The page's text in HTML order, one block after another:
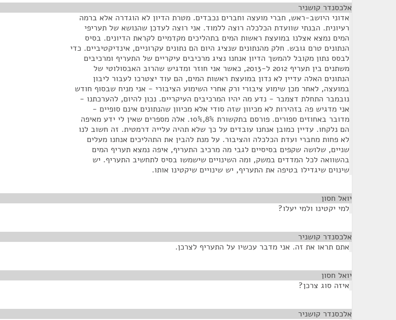
אלכסנדר קושניר
אדוני היושב-ראש, חברי מועצה וחברים נכבדים. מטרת הדיון לא הוגדרה אלא ברמה
רעיונית. הבנתי שוועדת הכלכלה רוצה ללמוד. אני רוצה לעדכן שהנושא של תעריפי
המים נמצא אצלנו במועצת ראשות המים בתהליכים מקדמיים לקראת הדיונים. בסיס
הנתונים טרם גובש. חלק מהנתונים שנציג היום הם נתונים עקרוניים, אינדיקטיביים. כדי
לבסס נתון מקובל להמשך הדיון אנחנו נציג מרכיבים עיקריים של התעריף ומרכיבים
משתנים בין תעריף 2012 ל-2013, כאשר אני חוזר ומדגיש שהרוב האבסולוטי של
הנתונים האלה עדיין לא נדון במועצת ראשות המים, הם עוד יצטרכו לעבור ליבון
במועצה, לאחר מכן שימוע ציבורי ורק אחרי השימוע הציבורי - אני מניח שבסוף חודש
נובמבר התחלת דצמבר - נדע מה יהיו המרכיבים העיקריים. נכון להיום, להערכתנו -
אני מדגיש פה בזהירות לא מכיוון שזה סודי אלא מכיוון שהנתונים אינם סופיים -
מדובר באחוזים ספורים. פורסם בתקשורת 8%,10%. אלה מספרים שאין לי ידע מאיפה
הם נלקחו. עדיין כמובן אנחנו עובדים על כך שלא תהיה עלייה דרמטית. זה חשוב לנו
לא פחות מחברי ועדת הכלכלה והציבור. על מנת להבין את התהליכים אנחנו מעלים
שניים, שלושה שקפים בסיסיים לגבי מה מרכיב התעריף, איפה נמצא תעריף המים
בהשוואה לכל המדדים במשק, ומה השינויים שישמשו בסיס לתחשיב התעריף. יש
שינוים שיגדילו בטיפה את התעריף, יש שינויים שיקטינו אותו.
יואל חסון
למי יקטינו ולמי יעלו?
אלכסנדר קושניר
אתם תראו את זה. אני מדבר עכשיו על התעריף לצרכן.
יואל חסון
איזה סוג צרכן?
אלכסנדר קושניר